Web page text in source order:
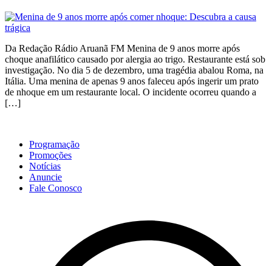
Da Redação Rádio Aruanã FM Menina de 9 anos morre após
choque anafilático causado por alergia ao trigo. Restaurante está sob
investigação. No dia 5 de dezembro, uma tragédia abalou Roma, na
Itália. Uma menina de apenas 9 anos faleceu após ingerir um prato
de nhoque em um restaurante local. O incidente ocorreu quando a
[…]
Programação
Promoções
Notícias
Anuncie
Fale Conosco